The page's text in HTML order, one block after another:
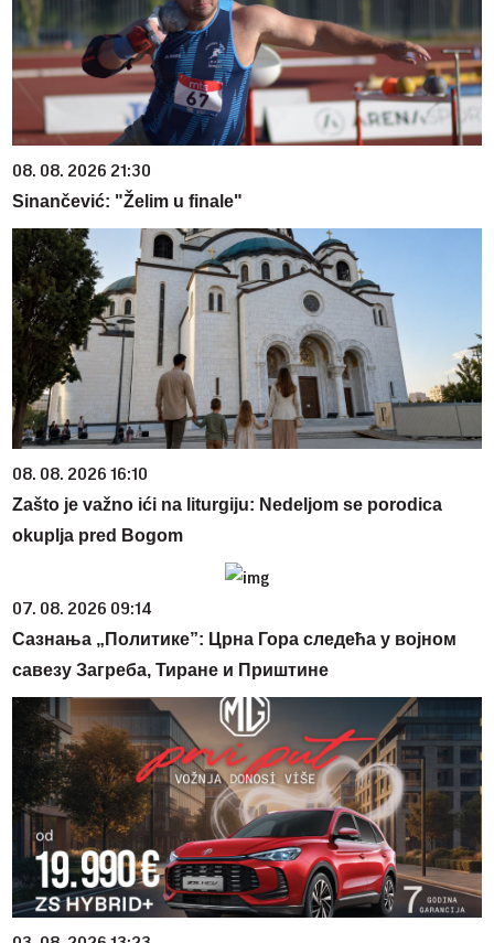
08. 08. 2026 21:30
Sinančević: "Želim u finale"
08. 08. 2026 16:10
Zašto je važno ići na liturgiju: Nedeljom se porodica
okuplja pred Bogom
07. 08. 2026 09:14
Сазнања „Политике”: Црна Гора следећа у војном
савезу Загреба, Тиране и Приштине